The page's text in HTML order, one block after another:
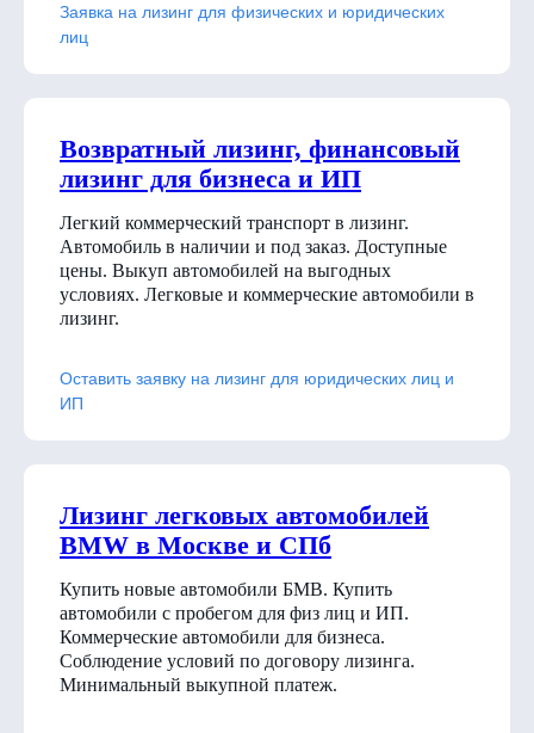
Заявка на лизинг для физических и юридических
лиц
Возвратный лизинг, финансовый
лизинг для бизнеса и ИП
Легкий коммерческий транспорт в лизинг.
Автомобиль в наличии и под заказ. Доступные
цены. Выкуп автомобилей на выгодных
условиях. Легковые и коммерческие автомобили в
лизинг.
Оставить заявку на лизинг для юридических лиц и
ИП
Лизинг легковых автомобилей
BMW в Москве и СПб
Купить новые автомобили БМВ. Купить
автомобили с пробегом для физ лиц и ИП.
Коммерческие автомобили для бизнеса.
Соблюдение условий по договору лизинга.
Минимальный выкупной платеж.